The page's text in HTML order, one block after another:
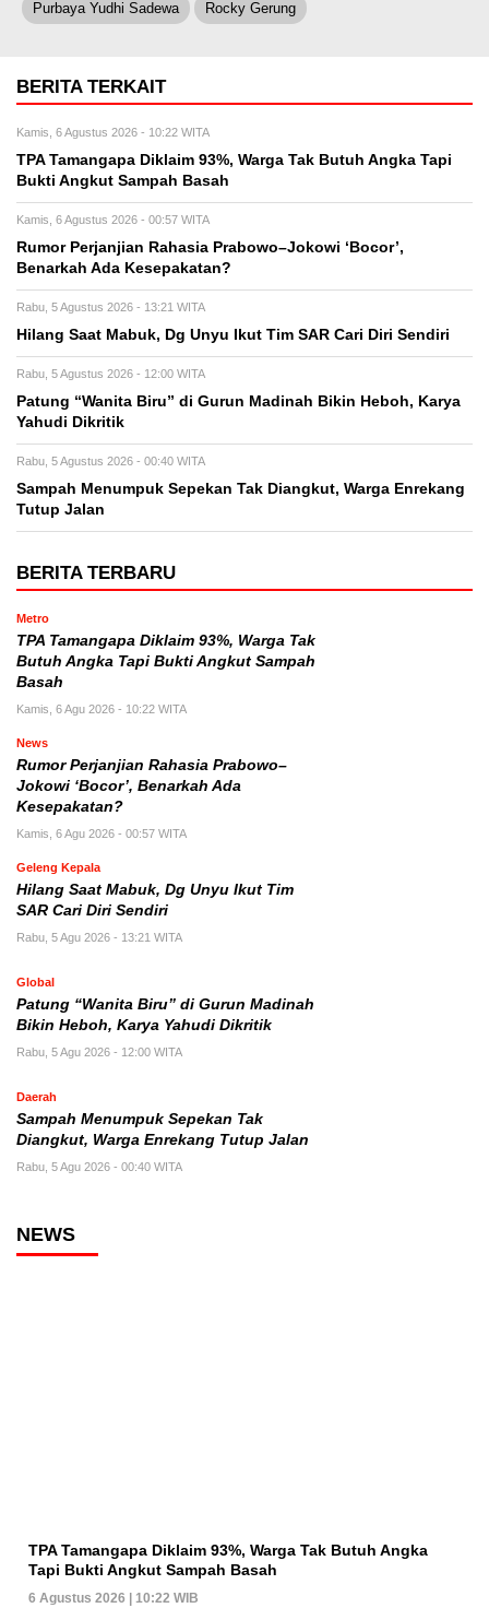
Purbaya Yudhi Sadewa Rocky Gerung
BERITA TERKAIT
Kamis, 6 Agustus 2026 - 10:22 WITA
TPA Tamangapa Diklaim 93%, Warga Tak Butuh Angka Tapi
Bukti Angkut Sampah Basah
Kamis, 6 Agustus 2026 - 00:57 WITA
Rumor Perjanjian Rahasia Prabowo–Jokowi ‘Bocor’,
Benarkah Ada Kesepakatan?
Rabu, 5 Agustus 2026 - 13:21 WITA
Hilang Saat Mabuk, Dg Unyu Ikut Tim SAR Cari Diri Sendiri
Rabu, 5 Agustus 2026 - 12:00 WITA
Patung “Wanita Biru” di Gurun Madinah Bikin Heboh, Karya
Yahudi Dikritik
Rabu, 5 Agustus 2026 - 00:40 WITA
Sampah Menumpuk Sepekan Tak Diangkut, Warga Enrekang
Tutup Jalan
BERITA TERBARU
Metro
TPA Tamangapa Diklaim 93%, Warga Tak
Butuh Angka Tapi Bukti Angkut Sampah
Basah
Kamis, 6 Agu 2026 - 10:22 WITA
News
Rumor Perjanjian Rahasia Prabowo–
Jokowi ‘Bocor’, Benarkah Ada
Kesepakatan?
Kamis, 6 Agu 2026 - 00:57 WITA
Geleng Kepala
Hilang Saat Mabuk, Dg Unyu Ikut Tim
SAR Cari Diri Sendiri
Rabu, 5 Agu 2026 - 13:21 WITA
Global
Patung “Wanita Biru” di Gurun Madinah
Bikin Heboh, Karya Yahudi Dikritik
Rabu, 5 Agu 2026 - 12:00 WITA
Daerah
Sampah Menumpuk Sepekan Tak
Diangkut, Warga Enrekang Tutup Jalan
Rabu, 5 Agu 2026 - 00:40 WITA
NEWS
TPA Tamangapa Diklaim 93%, Warga Tak Butuh Angka
Tapi Bukti Angkut Sampah Basah
6 Agustus 2026 | 10:22 WIB